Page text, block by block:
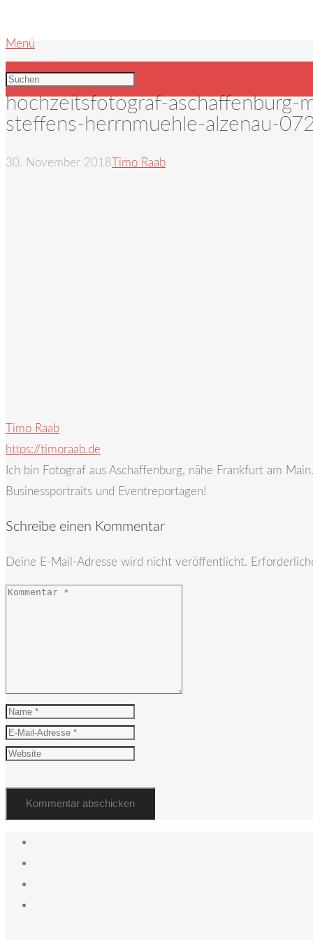
Menü
hochzeitsfotograf-aschaffenburg-
steffens-herrnmuehle-alzenau-
30. November 2018 Timo Raab
Timo Raab
https://timoraab.de
Ich bin Fotograf aus Aschaffenburg, nähe Frankfurt am
Businessportraits und Eventreportagen!
Schreibe einen Kommentar
Deine E-Mail-Adresse wird nicht veröffentlicht.